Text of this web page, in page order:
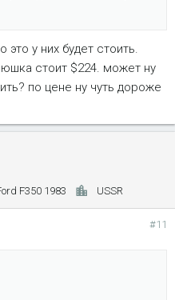
у них будет стоить.
стоит $224. может ну
по цене ну чуть дороже
F350 1983 USSR
#11